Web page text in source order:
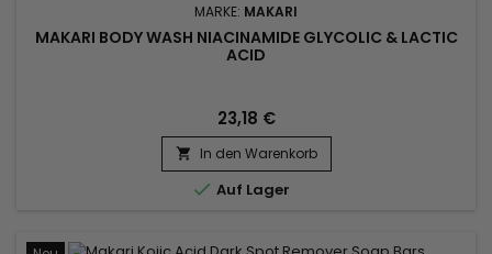
MARKE: MAKARI
MAKARI BODY WASH NIACINAMIDE GLYCOLIC & LACTIC
ACID
23,18 €
 In den Warenkorb
 Auf Lager